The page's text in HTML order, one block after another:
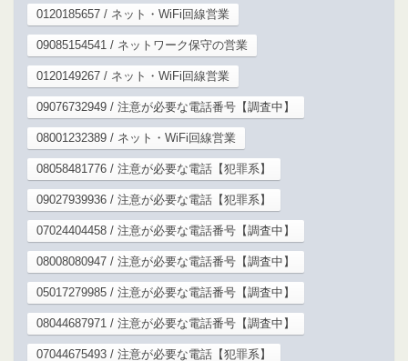
0120185657 / ネット・WiFi回線営業
09085154541 / ネットワーク保守の営業
0120149267 / ネット・WiFi回線営業
09076732949 / 注意が必要な電話番号【調査中】
08001232389 / ネット・WiFi回線営業
08058481776 / 注意が必要な電話【犯罪系】
09027939936 / 注意が必要な電話【犯罪系】
07024404458 / 注意が必要な電話番号【調査中】
08008080947 / 注意が必要な電話番号【調査中】
05017279985 / 注意が必要な電話番号【調査中】
08044687971 / 注意が必要な電話番号【調査中】
07044675493 / 注意が必要な電話【犯罪系】